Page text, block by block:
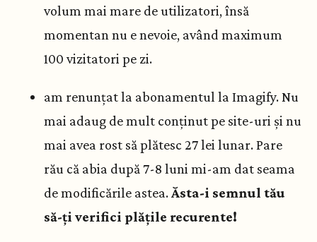
volum mai mare de utilizatori, însă
momentan nu e nevoie, având maximum
100 vizitatori pe zi.
am renunțat la abonamentul la Imagify. Nu
mai adaug de mult conținut pe site-uri și nu
mai avea rost să plătesc 27 lei lunar. Pare
rău că abia după 7-8 luni mi-am dat seama
de modificările astea.Ăsta-i semnul tău
să-ți verifici plățile recurente!